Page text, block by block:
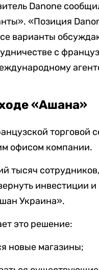
Danone
«Позиция
варианты
с
«Ашана»
торговой
офисом компании.
тысяч
инвестиции и
Украина».
это решение:
новые магазины;